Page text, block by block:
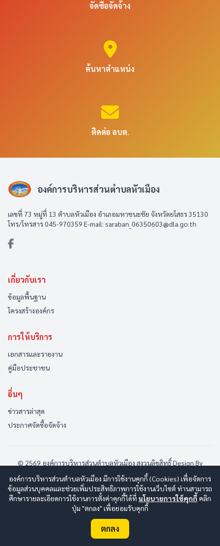
จัดซื้อจัดจ้าง
ค้นหาตำแหน่ง
ติดต่อ อบต.
องค์การบริหารส่วนตำบลหัวเมือง
เลขที่ 73 หมู่ที่ 13 ตำบลหัวเมือง อำเภอมหาชนะชัย จังหวัดยโสธร 35130
โทร/โทรสาร 045-970359 E-mail: saraban_06350603@dla.go.th
เกี่ยวกับเรา
ข้อมูลพื้นฐาน
โครงสร้างองค์กร
การให้บริการ
เอกสารและรายงาน
คู่มือประชาชน
อื่นๆ
ข่าวสารล่าสุด
ประกาศจัดซื้อจัดจ้าง
© 2569 องค์การบริหารส่วนตำบลหัวเมือง สงวนลิขสิทธิ์Design By
www.esanwebdesign.com
นโยบายการใช้งาน | นโยบายการคุ้มครองข้อมูลส่วนบุคคล |
นโยบายการรักษาความปลอดภัยมั่นคงเว็บไซต์ | แผนผังเว็บไซต์
ออนไลน์:1 ทั้งหมด:135
องค์การบริหารส่วนตำบลหัวเมือง มีการใช้งานคุกกี้ (Cookies) เพื่อจัดการ
ข้อมูลส่วนบุคคลและช่วยเพิ่มประสิทธิภาพการใช้งานเว็บไซต์ ท่านสามารถ
ศึกษารายละเอียดการใช้งานการตั้งค่าคุกกี้ได้ที่ นโยบายการใช้คุกกี้ คลิก
ปุ่ม "ตกลง" เพื่อยอมรับคุกกี้
ตกลง